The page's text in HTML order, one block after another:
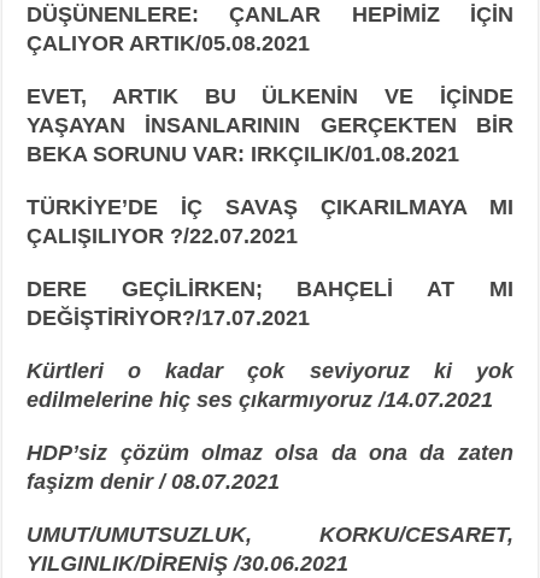
DÜŞÜNENLERE: ÇANLAR HEPİMİZ İÇİN
ÇALIYOR ARTIK/05.08.2021
EVET, ARTIK BU ÜLKENİN VE İÇİNDE
YAŞAYAN İNSANLARININ GERÇEKTEN BİR
BEKA SORUNU VAR: IRKÇILIK/01.08.2021
TÜRKİYE’DE İÇ SAVAŞ ÇIKARILMAYA MI
ÇALIŞILIYOR ?/22.07.2021
DERE GEÇİLİRKEN; BAHÇELİ AT MI
DEĞİŞTİRİYOR?/17.07.2021
Kürtleri o kadar çok seviyoruz ki yok
edilmelerine hiç ses çıkarmıyoruz /14.07.2021
HDP’siz çözüm olmaz olsa da ona da zaten
faşizm denir / 08.07.2021
UMUT/UMUTSUZLUK, KORKU/CESARET,
YILGINLIK/DİRENİŞ /30.06.2021